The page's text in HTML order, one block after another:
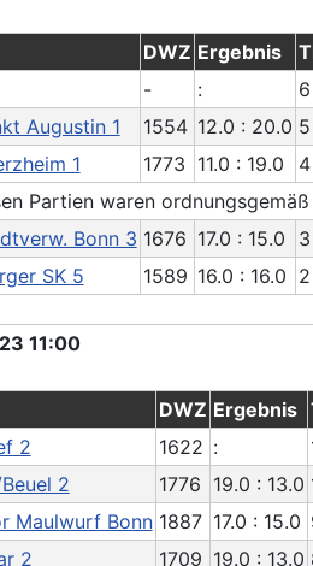
DWZ Ergebnis
- : 6
Augustin 1 1554 12.0 : 20.0 5
1 1773 11.0 : 19.0 4
Partien waren
Bonn 3 1676 17.0 : 15.0 3
SK 5 1589 16.0 : 16.0 2
11:00
DWZ Ergebnis
2 1622 :
2 1776 19.0 : 13.0
Maulwurf Bonn 1887 17.0 : 15.0
2 1709 19.0 : 13.0